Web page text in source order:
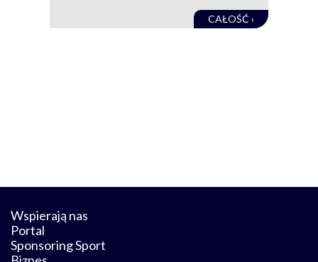
CAŁOŚĆ ›
Wspierają nas
Portal
Sponsoring Sport